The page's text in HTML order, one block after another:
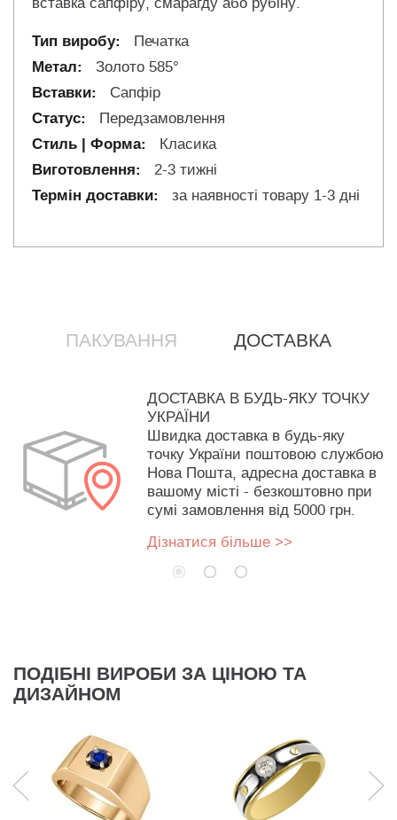
Печатка
Золото 585°
Сапфір
Передзамовлення
Класика
2-3 тижні
за наявності товару 1-3 дні
ПАКУВАННЯ ДОСТАВКА
ДОСТАВКА В БУДЬ-ЯКУ ТОЧКУ
УКРАЇНИ
Швидка доставка в будь-яку
точку України поштовою службою
Нова Пошта, адресна доставка в
вашому місті - безкоштовно при
сумі замовлення від 5000 грн.
Дізнатися більше >>
ПОДІБНІ ВИРОБИ ЗА ЦІНОЮ ТА
ДИЗАЙНОМ